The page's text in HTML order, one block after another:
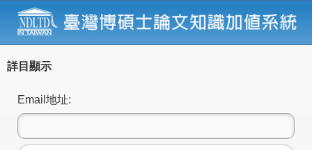
詳目顯示
Email地址: